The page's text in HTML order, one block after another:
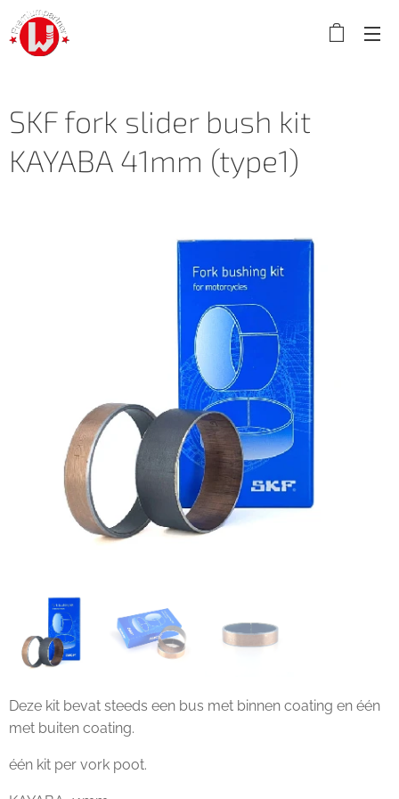
SKF fork slider bush kit
KAYABA 41mm (type1)
Deze kit bevat steeds een bus met binnen coating en één
met buiten coating.
één kit per vork poot.